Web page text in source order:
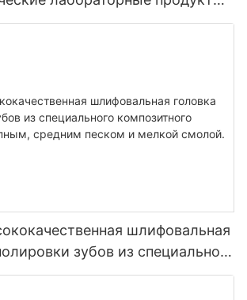
карбид
шлифовальная
зубов из специального
материала с крупным, средним